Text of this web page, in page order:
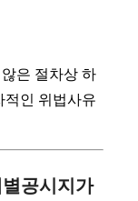
은 절차상 하
적인 위법사유
공시지가